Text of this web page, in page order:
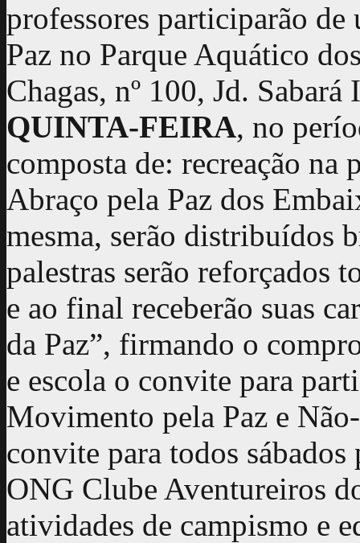
professores participarão
Paz no Parque Aquático
Chagas, nº 100, Jd.
QUINTA-FEIRA, no
composta de: recreação na
Abraço pela Paz dos
mesma, serão distribuídos
palestras serão reforçados
e ao final receberão suas
da Paz”, firmando o
e escola o convite para
Movimento pela Paz e
convite para todos
ONG Clube Aventureiros
atividades de campismo e